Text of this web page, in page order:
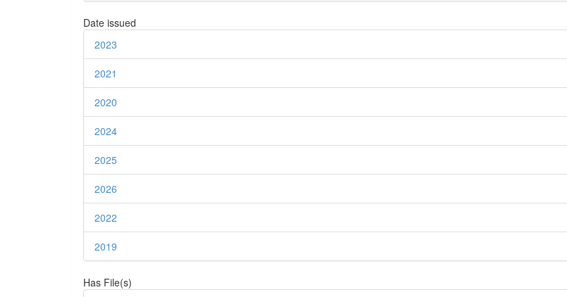
Date issued
2023
2021
2020
2024
2025
2026
2022
2019
Has File(s)